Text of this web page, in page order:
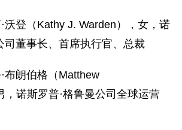
登（Kathy J. Warden），女，诺
司董事长、首席执行官、总裁
朗伯格（Matthew
，诺斯罗普·格鲁曼公司全球运营